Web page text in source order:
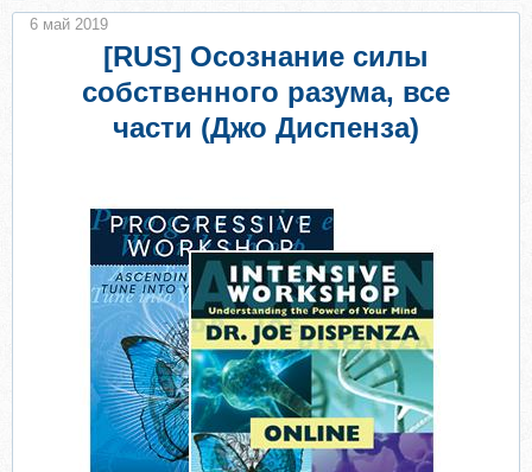
[RUS] Осознание силы
собственного разума, все
части (Джо Диспенза)
6 май 2019